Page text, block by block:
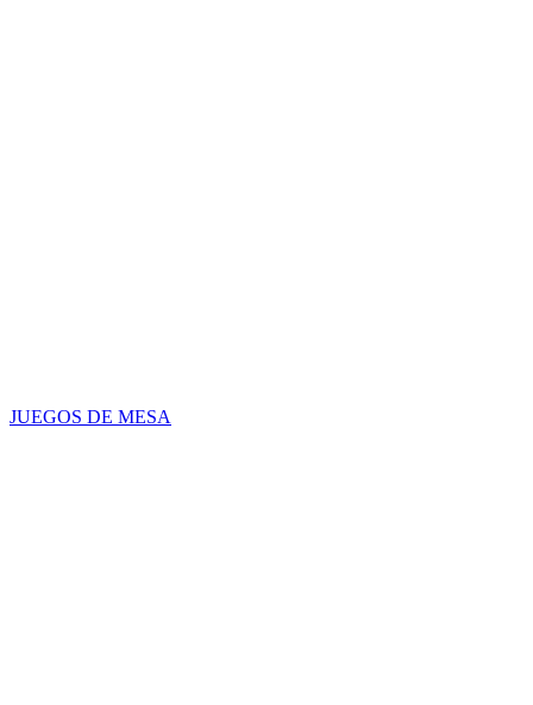
JUEGOS DE MESA